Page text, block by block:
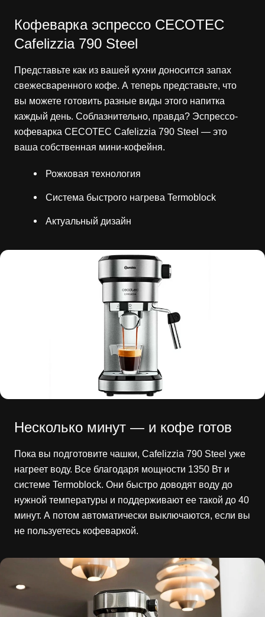
Кофеварка эспрессо CECOTEC
Cafelizzia 790 Steel
Представьте как из вашей кухни доносится запах
свежесваренного кофе. А теперь представьте, что
вы можете готовить разные виды этого напитка
каждый день. Соблазнительно, правда? Эспрессо-
кофеварка CECOTEC Cafelizzia 790 Steel — это
ваша собственная мини-кофейня.
Рожковая технология
Система быстрого нагрева Termoblock
Актуальный дизайн
Несколько минут — и кофе готов
Пока вы подготовите чашки, Cafelizzia 790 Steel уже
нагреет воду. Все благодаря мощности 1350 Вт и
системе Termoblock. Они быстро доводят воду до
нужной температуры и поддерживают ее такой до 40
минут. А потом автоматически выключаются, если вы
не пользуетесь кофеваркой.